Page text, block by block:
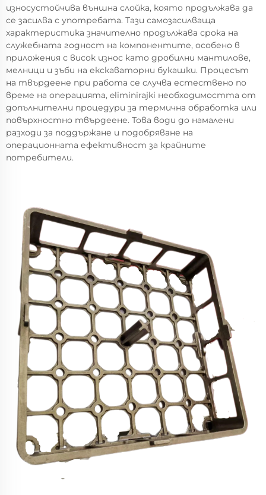
износустойчива външна слойка, която продължава да
се засилва с употребата. Тази самозасилваща
характеристика значително продължава срока на
служебната годност на компонентите, особено в
приложения с висок износ като дробилни мантилове,
мелници и зъби на екскаваторни букашки. Процесът
на твърдеене при работа се случва естествено по
време на операцията, eliminirajki необходимостта от
допълнителни процедури за термична обработка или
повърхностно твърдеене. Това води до намалени
разходи за поддържане и подобряване на
операционната ефективност за крайните
потребители.